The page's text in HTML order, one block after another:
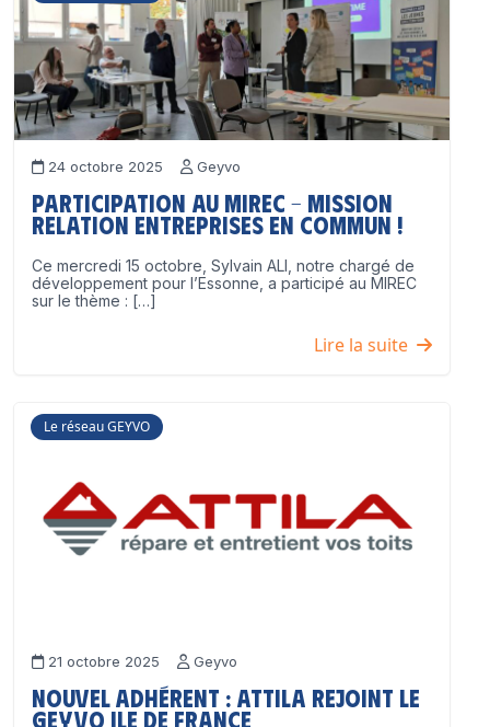
24 octobre 2025 Geyvo
Participation au MIREC – Mission
Relation Entreprises en Commun !
Ce mercredi 15 octobre, Sylvain ALI, notre chargé de
développement pour l’Essonne, a participé au MIREC
sur le thème : […]
Lire la suite
Le réseau GEYVO
21 octobre 2025 Geyvo
Nouvel adhérent : ATTILA rejoint le
GEYVO Ile de France